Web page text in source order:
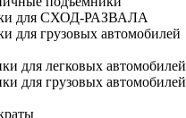
для СХОД-РАЗВАЛА
для грузовых автомобилей
для легковых автомобилей
для грузовых автомобилей